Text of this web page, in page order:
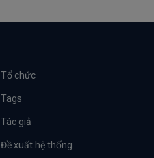
Tổ chức
Tags
Tác giả
Đề xuất hệ thống